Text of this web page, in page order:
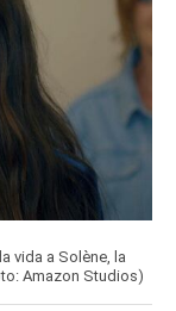
vida a Solène, la
Amazon Studios)